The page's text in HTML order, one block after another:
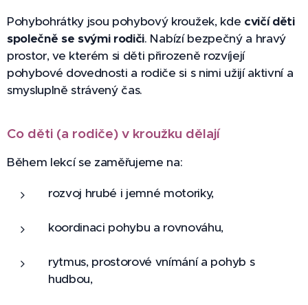
Pohybohrátky jsou pohybový kroužek, kde cvičí děti
společně se svými rodiči. Nabízí bezpečný a hravý
prostor, ve kterém si děti přirozeně rozvíjejí
pohybové dovednosti a rodiče si s nimi užijí aktivní a
smysluplně strávený čas.
Co děti (a rodiče) v kroužku dělají
Během lekcí se zaměřujeme na:
rozvoj hrubé i jemné motoriky,
koordinaci pohybu a rovnováhu,
rytmus, prostorové vnímání a pohyb s
hudbou,